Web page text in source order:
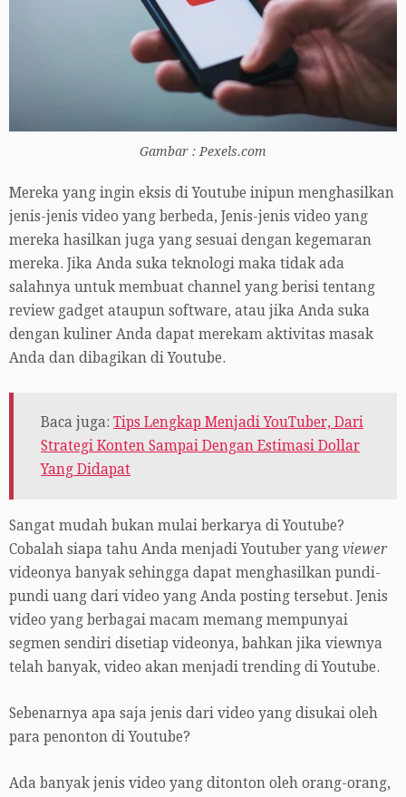
Gambar : Pexels.com
Mereka yang ingin eksis di Youtube inipun menghasilkan
jenis-jenis video yang berbeda, Jenis-jenis video yang
mereka hasilkan juga yang sesuai dengan kegemaran
mereka. Jika Anda suka teknologi maka tidak ada
salahnya untuk membuat channel yang berisi tentang
review gadget ataupun software, atau jika Anda suka
dengan kuliner Anda dapat merekam aktivitas masak
Anda dan dibagikan di Youtube.
Baca juga: Tips Lengkap Menjadi YouTuber, Dari
Strategi Konten Sampai Dengan Estimasi Dollar
Yang Didapat
Sangat mudah bukan mulai berkarya di Youtube?
Cobalah siapa tahu Anda menjadi Youtuber yang viewer
videonya banyak sehingga dapat menghasilkan pundi-
pundi uang dari video yang Anda posting tersebut. Jenis
video yang berbagai macam memang mempunyai
segmen sendiri disetiap videonya, bahkan jika viewnya
telah banyak, video akan menjadi trending di Youtube.
Sebenarnya apa saja jenis dari video yang disukai oleh
para penonton di Youtube?
Ada banyak jenis video yang ditonton oleh orang-orang,